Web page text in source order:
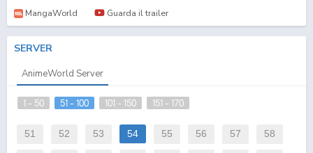
MangaWorld Guarda il trailer
SERVER
AnimeWorld Server
1 - 50 51 - 100 101 - 150 151 - 170
51 52 53 54 55 56 57 58